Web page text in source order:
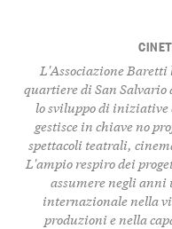
L'Associazione
quartiere di San
lo sviluppo di
gestisce in chiave no
spettacoli teatrali,
L'ampio respiro dei
assumere negli anni
internazionale nella
produzioni e nella